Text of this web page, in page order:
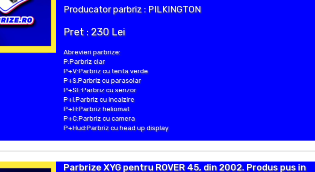
Producator parbriz : PILKINGTON
Pret : 230 Lei
Abrevieri parbrize:
P:Parbriz clar
P+V:Parbriz cu tenta verde
P+S:Parbriz cu parasolar
P+SE:Parbriz cu senzor
P+I:Parbriz cu incalzire
P+H:Parbriz heliomat
P+C:Parbriz cu camera
P+Hud:Parbriz cu head up display
Parbrize XYG pentru ROVER 45, din 2002. Produs pus in